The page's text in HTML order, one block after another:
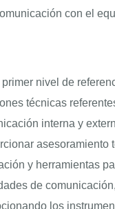
con el
primer nivel de
técnicas
interna y
asesoramiento
y herramientas
de comunicación,
los